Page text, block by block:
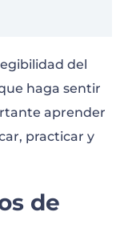
del
haga sentir
aprender
practicar y
de